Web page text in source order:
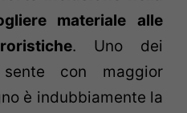
materiale alle
. Uno dei
con maggior
è indubbiamente la